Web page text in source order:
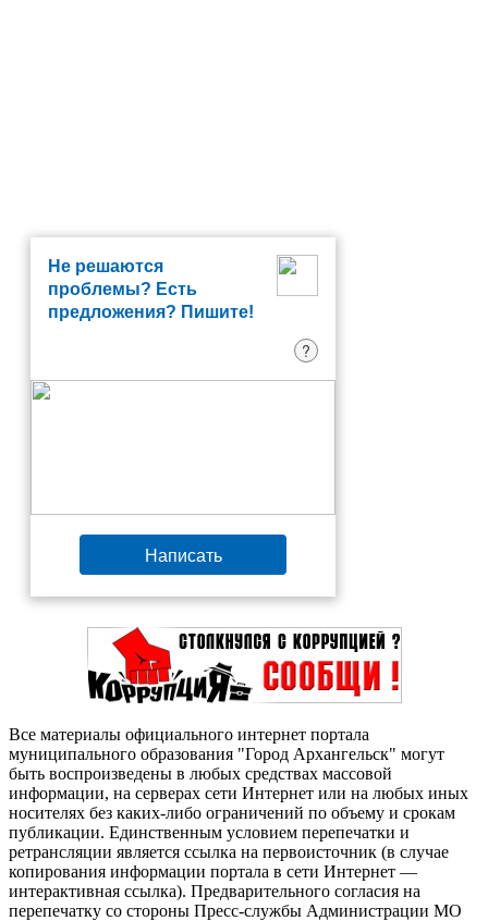
Не решаются
проблемы? Есть
предложения? Пишите!
?
Написать
Все материалы официального интернет портала
муниципального образования "Город Архангельск" могут
быть воспроизведены в любых средствах массовой
информации, на серверах сети Интернет или на любых иных
носителях без каких-либо ограничений по объему и срокам
публикации. Единственным условием перепечатки и
ретрансляции является ссылка на первоисточник (в случае
копирования информации портала в сети Интернет —
интерактивная ссылка). Предварительного согласия на
перепечатку со стороны Пресс-службы Администрации МО